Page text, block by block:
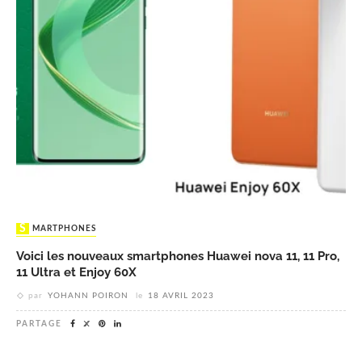
SMARTPHONES
Voici les nouveaux smartphones Huawei nova 11, 11 Pro,
11 Ultra et Enjoy 60X
par YOHANN POIRON le 18 AVRIL 2023
PARTAGE